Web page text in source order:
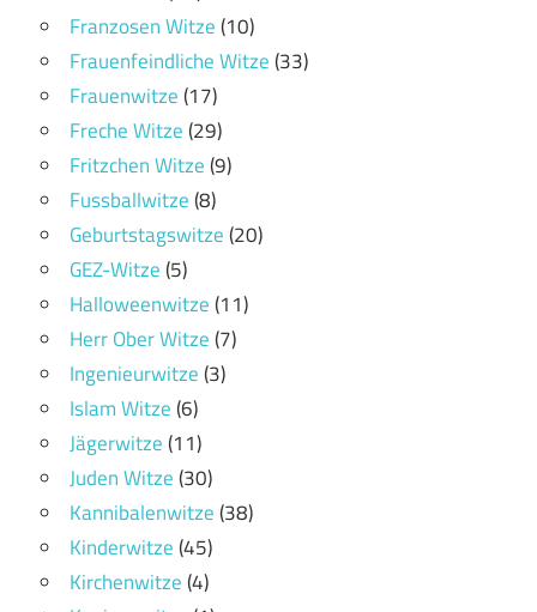
Franzosen Witze(10)
Frauenfeindliche Witze(33)
Frauenwitze(17)
Freche Witze(29)
Fritzchen Witze(9)
Fussballwitze(8)
Geburtstagswitze(20)
GEZ-Witze(5)
Halloweenwitze(11)
Herr Ober Witze(7)
Ingenieurwitze(3)
Islam Witze(6)
Jägerwitze(11)
Juden Witze(30)
Kannibalenwitze(38)
Kinderwitze(45)
Kirchenwitze(4)